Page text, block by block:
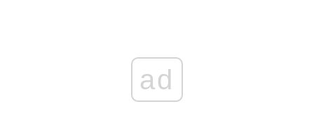
ad